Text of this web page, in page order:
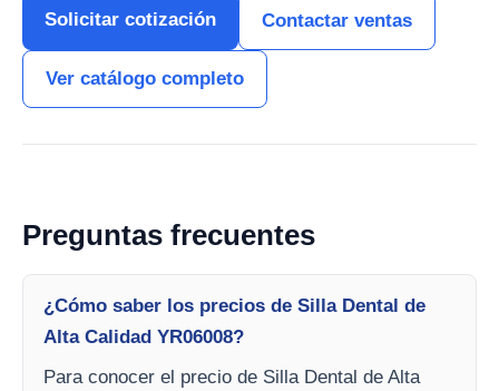
Solicitar cotización Contactar ventas
Ver catálogo completo
Preguntas frecuentes
¿Cómo saber los precios de Silla Dental de
Alta Calidad YR06008?
Para conocer el precio de Silla Dental de Alta